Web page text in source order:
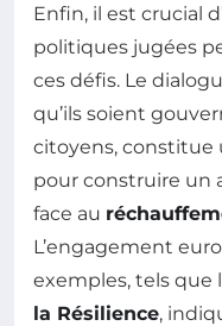
Enfin, il est crucial
politiques jugées
ces défis. Le
qu’ils soient
citoyens, constitue
pour construire un
face au
L’engagement
exemples, tels que
la Résilience,